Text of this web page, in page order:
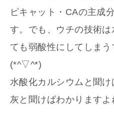
ピキャット・CAの主成
す。でも、ウチの技術
ても弱酸性にしてしま
(*^▽^*)
水酸化カルシウムと聞
灰と聞けばわかりますよ